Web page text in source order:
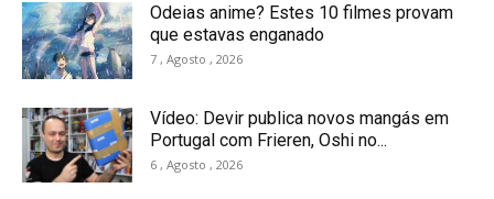
Odeias anime? Estes 10 filmes provam
que estavas enganado
7 , Agosto , 2026
Vídeo: Devir publica novos mangás em
Portugal com Frieren, Oshi no...
6 , Agosto , 2026